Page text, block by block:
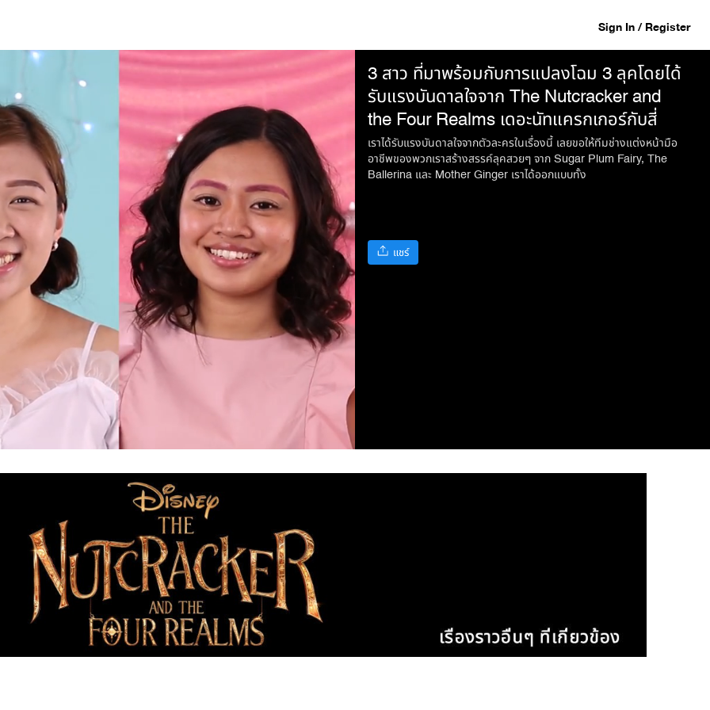
Sign In / Register
3 สาว ที่มาพร้อมกับการแปลงโฉม 3 ลุคโดยได้
รับแรงบันดาลใจจาก The Nutcracker and
the Four Realms เดอะนัทแครกเกอร์กับสี่
อาณาจักรมหัศจรรย์
เราได้รับแรงบันดาลใจจากตัวละครในเรื่องนี้ เลยขอให้ทีมช่างแต่งหน้ามือ
อาชีพของพวกเราสร้างสรรค์ลุคสวยๆ จาก Sugar Plum Fairy, The
Ballerina และ Mother Ginger เราได้ออกแบบทั้ง
แชร์